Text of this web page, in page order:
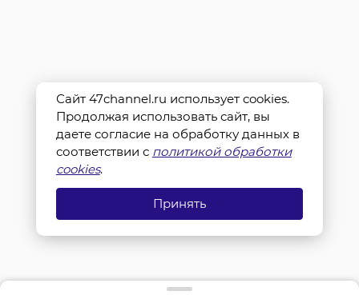
Сайт 47channel.ru использует cookies.
Продолжая использовать сайт, вы
даете согласие на обработку данных в
соответствии с политикой обработки
cookies.
Принять